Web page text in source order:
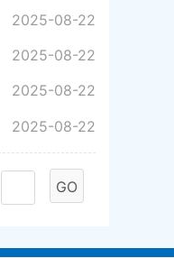
2025-08-22
2025-08-22
2025-08-22
2025-08-22
GO